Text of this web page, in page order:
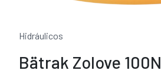
Hidráulicos
Bätrak Zolove 100N